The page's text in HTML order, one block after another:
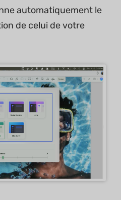
automatiquement le
de celui de votre